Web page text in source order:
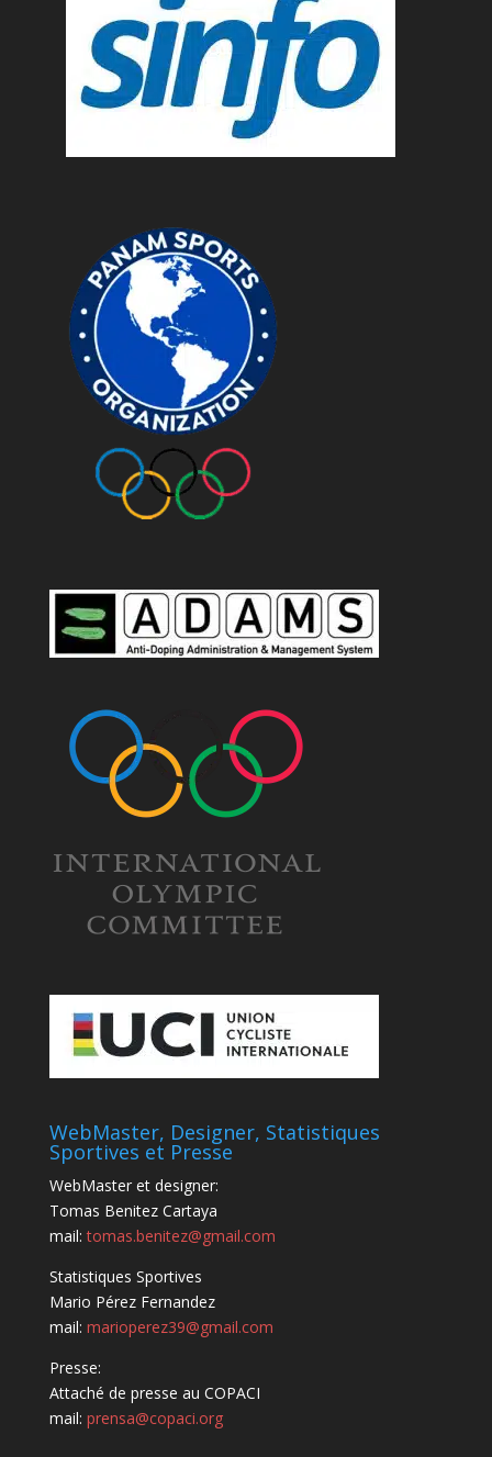
WebMaster, Designer, Statistiques
Sportives et Presse
WebMaster et designer:
Tomas Benitez Cartaya
mail:tomas.benitez@gmail.com
Statistiques Sportives
Mario Pérez Fernandez
mail: marioperez39@gmail.com
Presse:
Attaché de presse au COPACI
mail: prensa@copaci.org